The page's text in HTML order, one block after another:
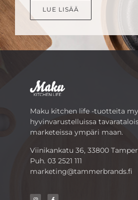
LUE LISÄÄ
Maku kitchen life -tuotteita
hyvinvarustelluissa
marketeissa ympäri maan.
Viinikankatu 36, 33800
Puh. 03 2521 111
marketing@tammerbrands.fi